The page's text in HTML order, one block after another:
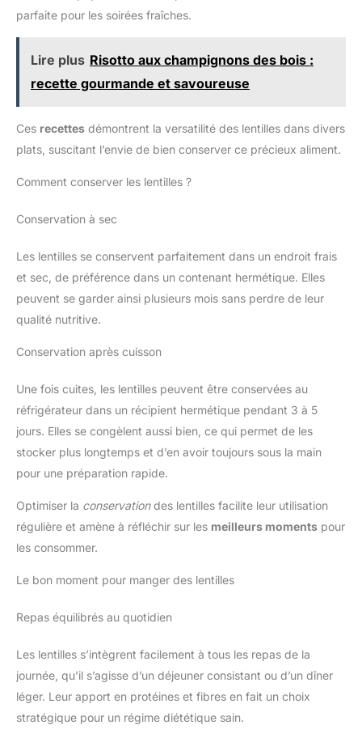
pâtes, les fruits, les noix ou les
compagnon parfait pour les
amateurs de fitness, la
préparation des repas des
étudiants ou le stockage des
à volonté.
parfaite pour les soirées fraîches.
Lire plus Risotto aux champignons des bois :
recette gourmande et savoureuse
Ces recettes démontrent la versatilité des lentilles dans divers
plats, suscitant l’envie de bien conserver ce précieux aliment.
Comment conserver les lentilles ?
Conservation à sec
Les lentilles se conservent parfaitement dans un endroit frais
et sec, de préférence dans un contenant hermétique. Elles
peuvent se garder ainsi plusieurs mois sans perdre de leur
qualité nutritive.
Conservation après cuisson
Une fois cuites, les lentilles peuvent être conservées au
réfrigérateur dans un récipient hermétique pendant 3 à 5
jours. Elles se congèlent aussi bien, ce qui permet de les
stocker plus longtemps et d’en avoir toujours sous la main
pour une préparation rapide.
Optimiser la conservationdes lentilles facilite leur utilisation
régulière et amène à réfléchir sur les meilleurs moments pour
les consommer.
Le bon moment pour manger des lentilles
Repas équilibrés au quotidien
Les lentilles s’intègrent facilement à tous les repas de la
journée, qu’il s’agisse d’un déjeuner consistant ou d’un dîner
léger. Leur apport en protéines et fibres en fait un choix
stratégique pour un régime diététique sain.